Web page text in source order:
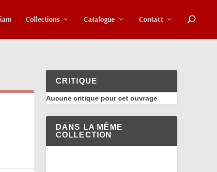
Collections Catalogue Contact
CRITIQUE
Aucune critique pour cet ouvrage
DANS LA MÊME
COLLECTION